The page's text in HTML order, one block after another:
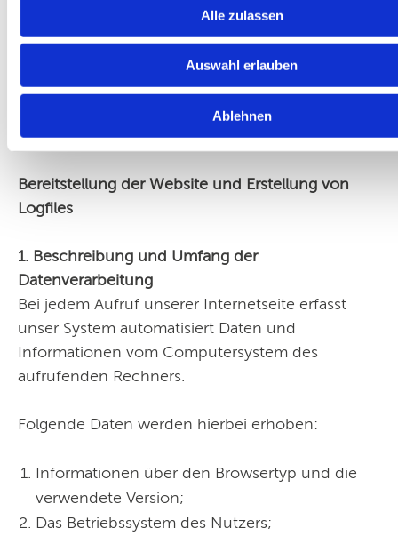
Alle zulassen
Auswahl erlauben
Ablehnen
vorgeschriebene Speicherfrist abläuft, es sei
denn, dass eine Erforderlichkeit zur weiteren
Speicherung der Daten für einen
Vertragsabschluss oder eine Vertragserfüllung
Bereitstellung der Website und Erstellung von
Logfiles
1. Beschreibung und Umfang der
Datenverarbeitung
Bei jedem Aufruf unserer Internetseite erfasst
unser System automatisiert Daten und
Informationen vom Computersystem des
aufrufenden Rechners.
Folgende Daten werden hierbei erhoben:
Informationen über den Browsertyp und die
verwendete Version;
Das Betriebssystem des Nutzers;